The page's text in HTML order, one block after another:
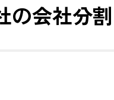
の会社分